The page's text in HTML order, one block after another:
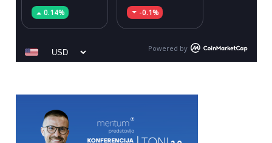
0.14% -0.1%
Powered by